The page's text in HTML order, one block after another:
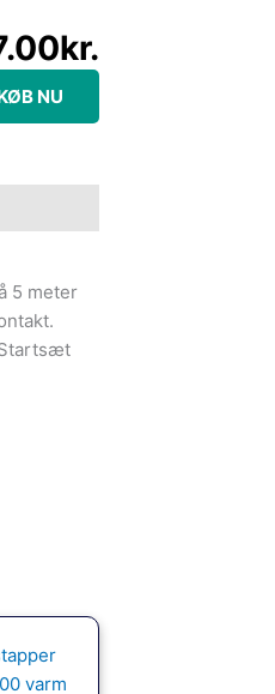
kr.
NU
5 meter